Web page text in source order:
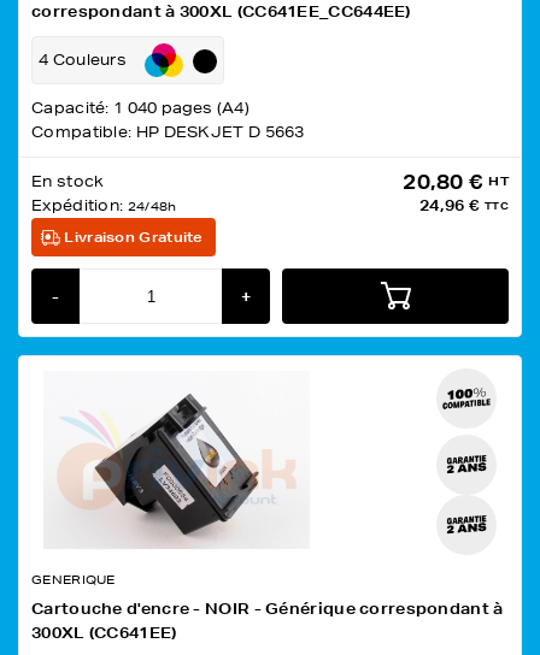
correspondant à 300XL (CC641EE_CC644EE)
4 Couleurs
Capacité: 1 040 pages (A4)
Compatible: HP DESKJET D 5663
En stock
Expédition: 24/48h
20,80 € HT
24,96 € TTC
Livraison Gratuite
- +
GENERIQUE
Cartouche d'encre - NOIR - Générique correspondant à
300XL (CC641EE)